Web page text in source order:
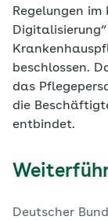
Regelungen
Digitalisierung“
beschlossen.
das
die
entbindet.
Deutscher